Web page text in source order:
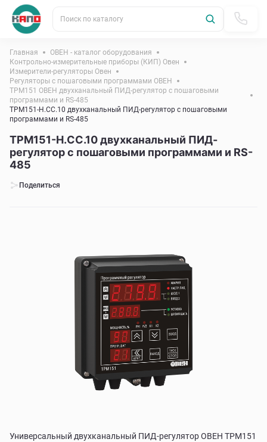
Поиск по каталогу
Главная
ОВЕН - каталог оборудования
Контрольно-измерительные приборы (КИП) Овен
Измерители-регуляторы Овен
Регуляторы с пошаговыми программами ОВЕН
ТРМ151 ОВЕН двухканальный ПИД-регулятор с пошаговыми
программами и RS-485
ТРМ151-Н.СС.10 двухканальный ПИД-регулятор с пошаговыми
программами и RS-485
ТРМ151-Н.СС.10 двухканальный ПИД-
регулятор с пошаговыми программами и RS-
485
Поделиться
Универсальный двухканальный ПИД-регулятор ОВЕН ТРМ151